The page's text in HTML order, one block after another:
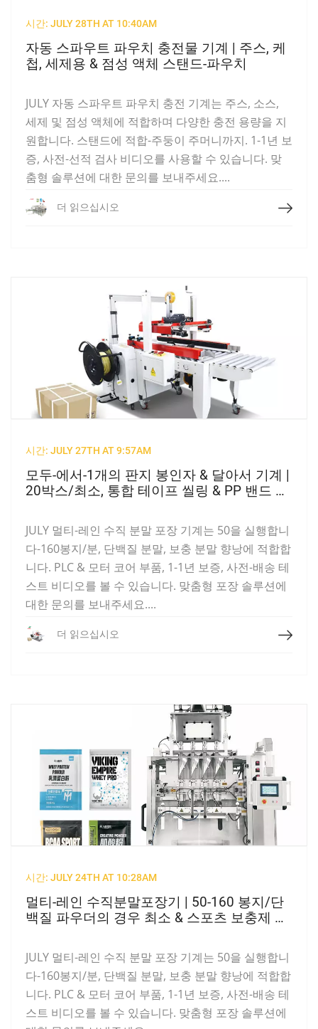
시간: JULY 28TH AT 10:40AM
자동 스파우트 파우치 충전물 기계 | 주스, 케
첩, 세제용 & 점성 액체 스탠드-파우치
JULY 자동 스파우트 파우치 충전 기계는 주스, 소스,
세제 및 점성 액체에 적합하며 다양한 충전 용량을 지
원합니다. 스탠드에 적합-주둥이 주머니까지. 1-1년 보
증, 사전-선적 검사 비디오를 사용할 수 있습니다. 맞
춤형 솔루션에 대한 문의를 보내주세요....
더 읽으십시오 더 읽으십시오
시간: JULY 27TH AT 9:57AM
모두-에서-1개의 판지 봉인자 & 달아서 기계 |
20박스/최소, 통합 테이프 씰링 & PP 밴드 달
JULY 멀티-레인 수직 분말 포장 기계는 50을 실행합니
다-160봉지/분, 단백질 분말, 보충 분말 향낭에 적합합
니다. PLC & 모터 코어 부품, 1-1년 보증, 사전-배송 테
스트 비디오를 볼 수 있습니다. 맞춤형 포장 솔루션에
대한 문의를 보내주세요....
더 읽으십시오 더 읽으십시오
시간: JULY 24TH AT 10:28AM
멀티-레인 수직분말포장기 | 50-160 봉지/단
백질 파우더의 경우 최소 & 스포츠 보충제 향
JULY 멀티-레인 수직 분말 포장 기계는 50을 실행합니
다-160봉지/분, 단백질 분말, 보충 분말 향낭에 적합합
니다. PLC & 모터 코어 부품, 1-1년 보증, 사전-배송 테
스트 비디오를 볼 수 있습니다. 맞춤형 포장 솔루션에